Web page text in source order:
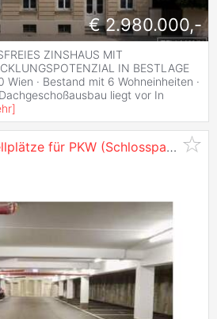
€ 2.980.000,-
ZINSHAUS MIT
IN BESTLAGE
Wien · Bestand mit 6 Wohneinheiten ·
liegt vor In
]
für PKW (Schlossparkgarage) 24/19